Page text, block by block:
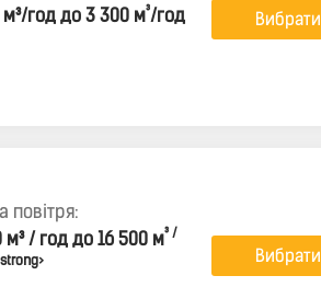
м³/год до 3 300 м³/год Вибрати
повітря:
м³ / год до 16 500 м³ /
Вибрати